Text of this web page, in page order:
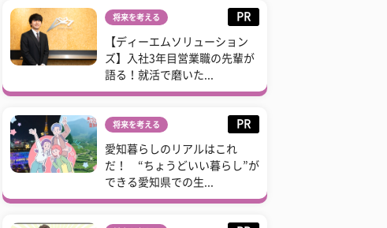
将来を考える PR
【ディーエムソリューション
ズ】入社3年目営業職の先輩が
語る！就活で磨いた...
将来を考える PR
愛知暮らしのリアルはこれ
だ！ “ちょうどいい暮らし”が
できる愛知県での生...